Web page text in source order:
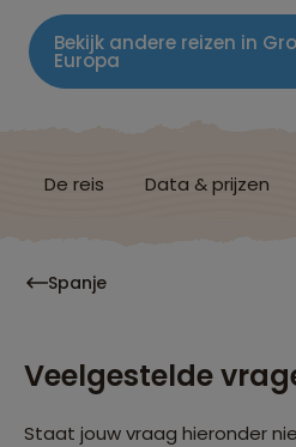
Bekijk andere reizen in
Europa
De reis Data & prijzen
Spanje
Veelgestelde
Staat jouw vraag hieronder